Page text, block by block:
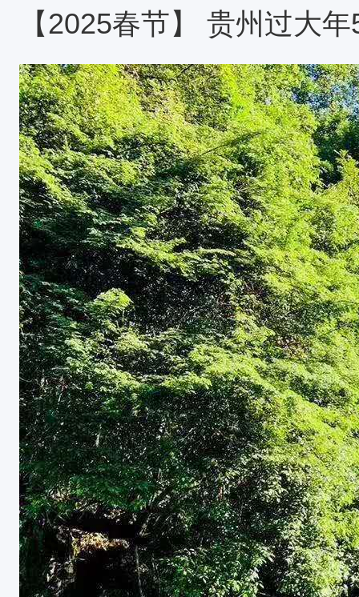
月，构成“象山水月”奇景。因此
山，是桂林旅游的标志山，它坐
【2025春节】 贵州过大